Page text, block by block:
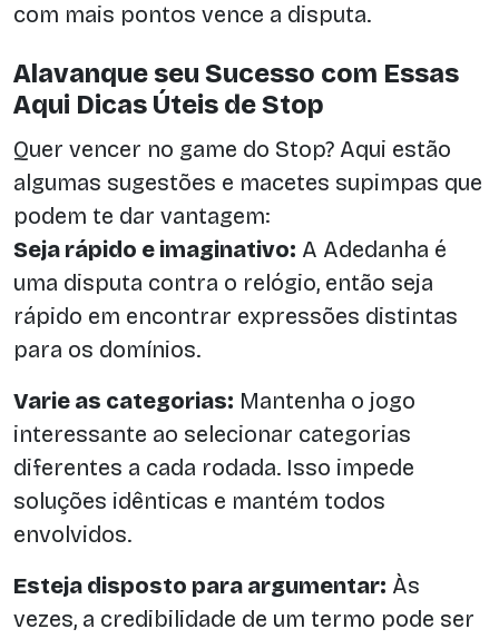
com mais pontos vence a disputa.
Alavanque seu Sucesso com Essas
Aqui Dicas Úteis de Stop
Quer vencer no game do Stop? Aqui estão
algumas sugestões e macetes supimpas que
podem te dar vantagem:
Seja rápido e imaginativo: A Adedanha é
uma disputa contra o relógio, então seja
rápido em encontrar expressões distintas
para os domínios.
Varie as categorias: Mantenha o jogo
interessante ao selecionar categorias
diferentes a cada rodada. Isso impede
soluções idênticas e mantém todos
envolvidos.
Esteja disposto para argumentar: Às
vezes, a credibilidade de um termo pode ser